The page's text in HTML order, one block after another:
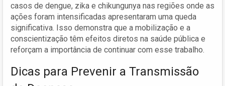
casos de dengue, zika e chikungunya nas regiões onde as
ações foram intensificadas apresentaram uma queda
significativa. Isso demonstra que a mobilização e a
conscientização têm efeitos diretos na saúde pública e
reforçam a importância de continuar com esse trabalho.
Dicas para Prevenir a Transmissão